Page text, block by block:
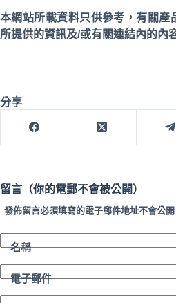
本網站所載資料只供參考，有關產
所提供的資訊及/或有關連結內的內
分享
留言（你的電郵不會被公開）
發佈留言必須填寫的電子郵件地址不會公開
名稱
電子郵件